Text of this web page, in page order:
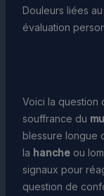
Douleurs liées
évaluation
Voici la question
souffrance du
blessure longue
la hancheou
signaux pour
question de